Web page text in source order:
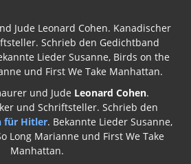
und Jude Leonard Cohen.
und Schriftsteller. Schrieb den
für Hitler. Bekannte Lieder Susanne,
Long Marianne und First We Take
Manhattan.